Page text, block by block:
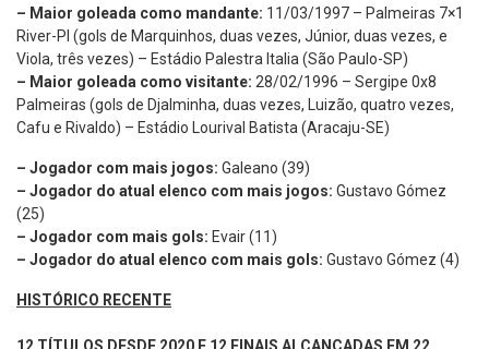
– Maior goleada como mandante: 11/03/1997 – Palmeiras 7×1
River-PI (gols de Marquinhos, duas vezes, Júnior, duas vezes, e
Viola, três vezes) – Estádio Palestra Italia (São Paulo-SP)
– Maior goleada como visitante: 28/02/1996 – Sergipe 0x8
Palmeiras (gols de Djalminha, duas vezes, Luizão, quatro vezes,
Cafu e Rivaldo) – Estádio Lourival Batista (Aracaju-SE)
– Jogador com mais jogos: Galeano (39)
– Jogador do atual elenco com mais jogos: Gustavo Gómez
(25)
– Jogador com mais gols: Evair (11)
– Jogador do atual elenco com mais gols: Gustavo Gómez (4)
HISTÓRICO RECENTE